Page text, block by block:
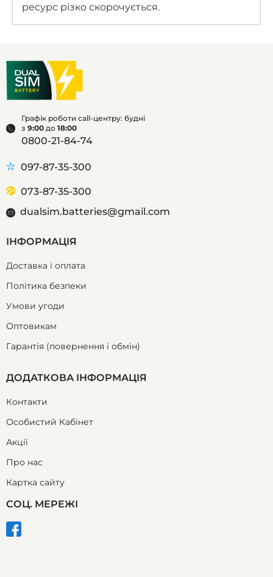
ресурс різко скорочується.
Графік роботи call-центру: будні
з 9:00 до 18:00
0800-21-84-74
097-87-35-300
073-87-35-300
dualsim.batteries@gmail.com
ІНФОРМАЦІЯ
Доставка і оплата
Політика безпеки
Умови угоди
Оптовикам
Гарантія (повернення і обмін)
ДОДАТКОВА ІНФОРМАЦІЯ
Контакти
Особистий Кабінет
Акції
Про нас
Картка сайту
СОЦ. МЕРЕЖІ